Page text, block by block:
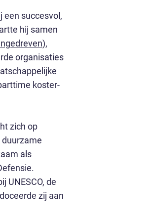
een succesvol,
hij samen
),
organisaties
koster-
zich op
als
UNESCO, de
zij aan